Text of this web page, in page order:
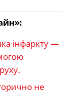
інфаркту —
не